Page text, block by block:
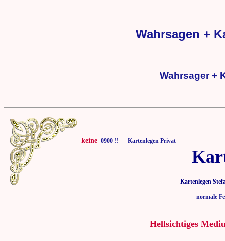
Wahrsagen +
Wahrsager +
keine 0900 !! Kartenlegen Privat
Kartenlegen
normale
Hellsichtiges